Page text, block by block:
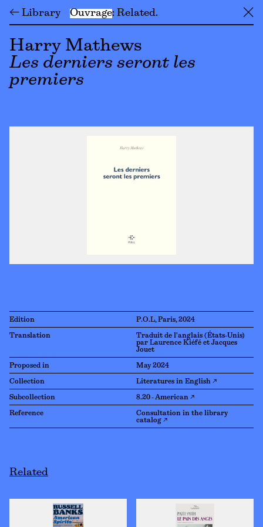
← Library Ouvrage Related ╳
Harry Mathews
Les derniers seront les
premiers
Edition P.O.L, Paris, 2024
Translation
Traduit de l'anglais (États-Unis)
par Laurence Kiéfé et Jacques
Jouet
Proposed in May 2024
Collection Literatures in English ↗
Subcollection 8.20 - American ↗
Reference
Consultation in the library
catalog ↗
Related